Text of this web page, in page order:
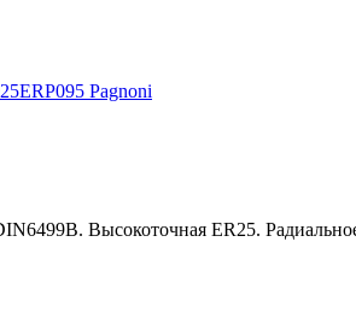
Высокоточная ER25.